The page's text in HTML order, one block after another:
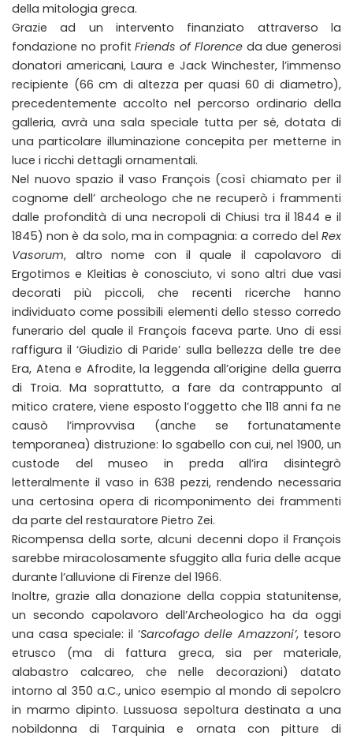
della mitologia greca.
Grazie ad un intervento finanziato attraverso la
fondazione no profitFriends of Florenceda due generosi
donatori americani, Laura e Jack Winchester, l’immenso
recipiente (66 cm di altezza per quasi 60 di diametro),
precedentemente accolto nel percorso ordinario della
galleria, avrà una sala speciale tutta per sé, dotata di
una particolare illuminazione concepita per metterne in
luce i ricchi dettagli ornamentali.
Nel nuovo spazio il vaso François (così chiamato per il
cognome dell’ archeologo che ne recuperò i frammenti
dalle profondità di una necropoli di Chiusi tra il 1844 e il
1845) non è da solo, ma in compagnia: a corredo del Rex
Vasorum, altro nome con il quale il capolavoro di
Ergotimos e Kleitias è conosciuto, vi sono altri due vasi
decorati più piccoli, che recenti ricerche hanno
individuato come possibili elementi dello stesso corredo
funerario del quale il François faceva parte. Uno di essi
raffigura il ‘Giudizio di Paride’ sulla bellezza delle tre dee
Era, Atena e Afrodite, la leggenda all’origine della guerra
di Troia. Ma soprattutto, a fare da contrappunto al
mitico cratere, viene esposto l’oggetto che 118 anni fa ne
causò l’improvvisa (anche se fortunatamente
temporanea) distruzione: lo sgabello con cui, nel 1900, un
custode del museo in preda all’ira disintegrò
letteralmente il vaso in 638 pezzi, rendendo necessaria
una certosina opera di ricomponimento dei frammenti
da parte del restauratore Pietro Zei.
Ricompensa della sorte, alcuni decenni dopo il François
sarebbe miracolosamente sfuggito alla furia delle acque
durante l’alluvione di Firenze del 1966.
Inoltre, grazie alla donazione della coppia statunitense,
un secondo capolavoro dell’Archeologico ha da oggi
una casa speciale: il ‘Sarcofago delle Amazzoni’, tesoro
etrusco (ma di fattura greca, sia per materiale,
alabastro calcareo, che nelle decorazioni) datato
intorno al 350 a.C., unico esempio al mondo di sepolcro
in marmo dipinto. Lussuosa sepoltura destinata a una
nobildonna di Tarquinia e ornata con pitture di